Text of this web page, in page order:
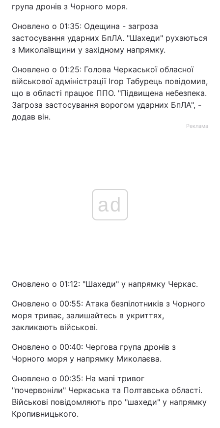
група дронів з Чорного моря.
Оновлено о 01:35: Одещина - загроза
застосування ударних БпЛА. "Шахеди" рухаються
з Миколаївщини у західному напрямку.
Оновлено о 01:25: Голова Черкаської обласної
військової адміністрації Ігор Табурець повідомив,
що в області працює ППО. "Підвищена небезпека.
Загроза застосування ворогом ударних БпЛА", -
додав він.
Реклама
ad
Оновлено о 01:12: "Шахеди" у напрямку Черкас.
Оновлено о 00:55: Атака безпілотників з Чорного
моря триває, залишайтесь в укриттях,
закликають військові.
Оновлено о 00:40: Чергова група дронів з
Чорного моря у напрямку Миколаєва.
Оновлено о 00:35: На мапі тривог
"почервоніли" Черкаська та Полтавська області.
Військові повідомляють про "шахеди" у напрямку
Кропивницького.